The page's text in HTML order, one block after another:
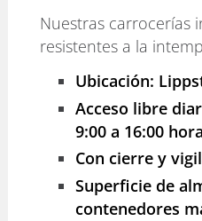
Nuestras carrocerías
resistentes a la
Ubicación:
Acceso libre
9:00 a 16:00
Con cierre y
Superficie de
contenedores